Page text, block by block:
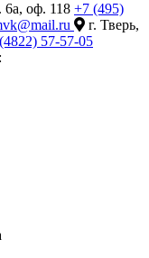
оф. 118 +7 (495)
г. Тверь,
57-57-05